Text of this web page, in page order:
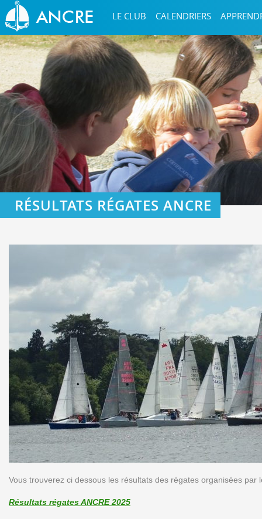
LE CLUB CALENDRIERS
RÉSULTATS RÉGATES ANCRE
Vous trouverez ci dessous les résultats des régates organisées par
Résultats régates ANCRE 2025